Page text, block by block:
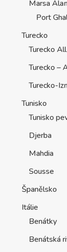
Marsa
Port
Turecko
Turecko
Turecko –
Turecko-
Tunisko
Tunisko
Djerba
Mahdia
Sousse
Španělsko
Itálie
Benátky
Benátská